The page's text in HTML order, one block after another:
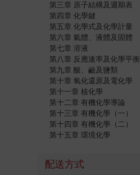
第三章 原子結構及週期表
第四章 化學鍵
第五章 化學式及化學計量
第六章 氣體、液體及固體
第七章 溶液
第八章 反應速率及化學平衡
第九章 酸、鹼及鹽類
第十章 氧化還原及電化學
第十一章 核化學
第十二章 有機化學導論
第十三章 有機化學（一）
第十四章 有機化學（二）
第十五章 環境化學
配送方式